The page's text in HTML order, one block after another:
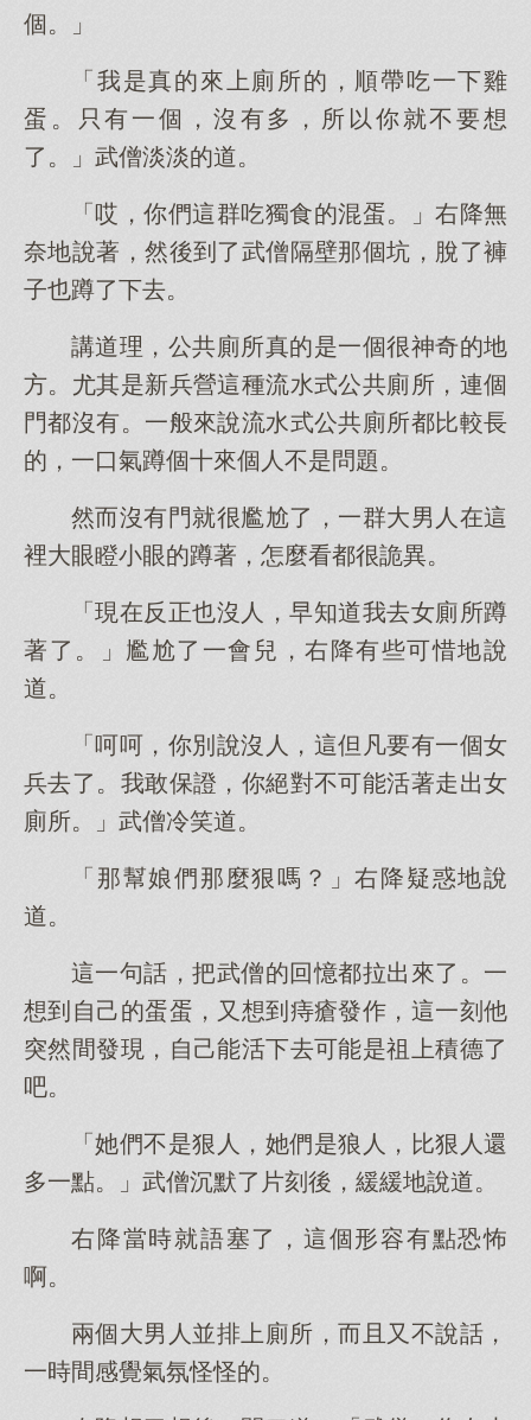
個。」
「我是真的來上廁所的，順帶吃一下雞
蛋。只有一個，沒有多，所以你就不要想
了。」武僧淡淡的道。
「哎，你們這群吃獨食的混蛋。」右降無
奈地說著，然後到了武僧隔壁那個坑，脫了褲
子也蹲了下去。
講道理，公共廁所真的是一個很神奇的地
方。尤其是新兵營這種流水式公共廁所，連個
門都沒有。一般來說流水式公共廁所都比較長
的，一口氣蹲個十來個人不是問題。
然而沒有門就很尷尬了，一群大男人在這
裡大眼瞪小眼的蹲著，怎麼看都很詭異。
「現在反正也沒人，早知道我去女廁所蹲
著了。」尷尬了一會兒，右降有些可惜地說
道。
「呵呵，你別說沒人，這但凡要有一個女
兵去了。我敢保證，你絕對不可能活著走出女
廁所。」武僧冷笑道。
「那幫娘們那麼狠嗎？」右降疑惑地說
道。
這一句話，把武僧的回憶都拉出來了。一
想到自己的蛋蛋，又想到痔瘡發作，這一刻他
突然間發現，自己能活下去可能是祖上積德了
吧。
「她們不是狠人，她們是狼人，比狠人還
多一點。」武僧沉默了片刻後，緩緩地說道。
右降當時就語塞了，這個形容有點恐怖
啊。
兩個大男人並排上廁所，而且又不說話，
一時間感覺氣氛怪怪的。